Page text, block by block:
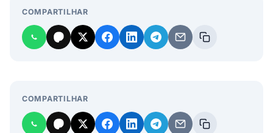
COMPARTILHAR
COMPARTILHAR